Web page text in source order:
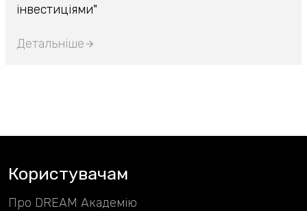
інвестиціями"
Детальніше
Користувачам
Про DREAM Академію